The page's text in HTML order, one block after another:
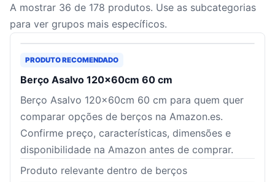
A mostrar 36 de 178 produtos. Use as subcategorias
para ver grupos mais específicos.
PRODUTO RECOMENDADO
Berço Asalvo 120x60cm 60 cm
Berço Asalvo 120x60cm 60 cm para quem quer
comparar opções de berços na Amazon.es.
Confirme preço, características, dimensões e
disponibilidade na Amazon antes de comprar.
Produto relevante dentro de berços